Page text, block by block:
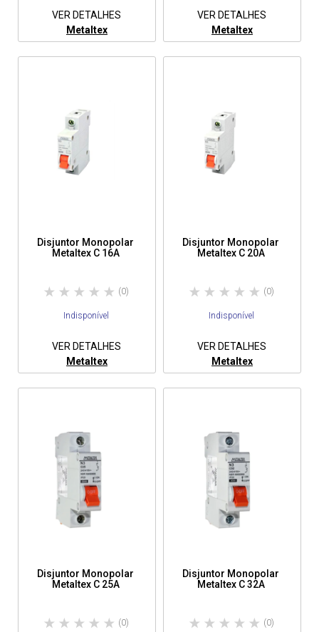
VER DETALHES
Metaltex
VER DETALHES
Metaltex
Disjuntor Monopolar
Metaltex C 16A
(0)
Indisponível
VER DETALHES
Metaltex
Disjuntor Monopolar
Metaltex C 20A
(0)
Indisponível
VER DETALHES
Metaltex
Disjuntor Monopolar
Metaltex C 25A
(0)
Disjuntor Monopolar
Metaltex C 32A
(0)